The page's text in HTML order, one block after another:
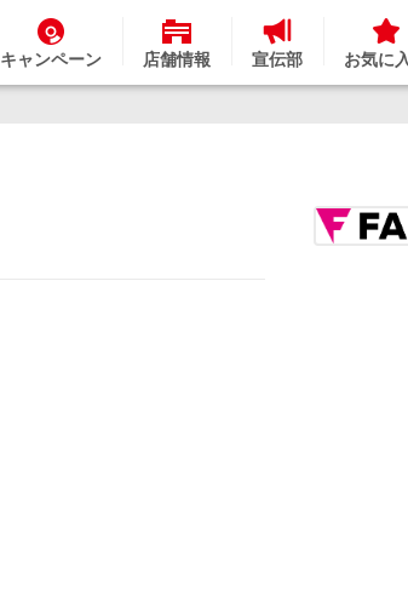
キャンペーン 店舗情報 宣伝部 お気に